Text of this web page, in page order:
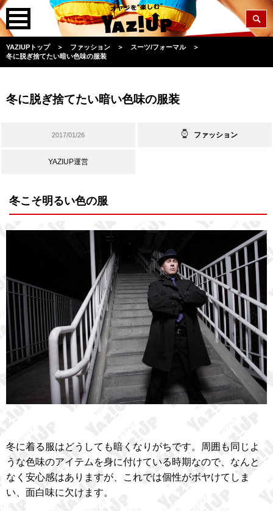
YAZIUPトップ ＞ ファッション ＞ スーツ/フォーマル
＞
冬に脱ぎ捨てたい暗い色味の服装
冬に脱ぎ捨てたい暗い色味の服装
2017/01/26 ファッション
YAZIUP運営
冬こそ明るい色の服
冬に着る服はどうしても暗くなりがちです。周囲も同じよ
うな色味のアイテムを身に付けている時期なので、なんと
なく安心感はありますが、これでは個性がボヤけてしま
い、面白味に欠けます。